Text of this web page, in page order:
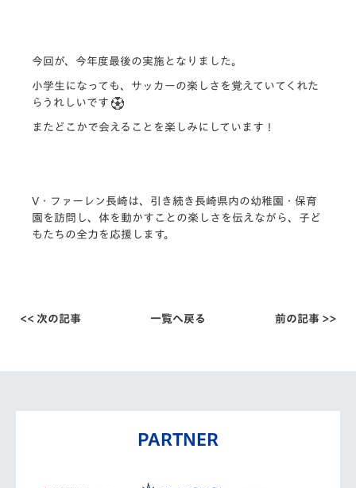
今回が、今年度最後の実施となりました。
小学生になっても、サッカーの楽しさを覚えていてくれた
らうれしいです
またどこかで会えることを楽しみにしています！
V・ファーレン長崎は、引き続き長崎県内の幼稚園・ 保育
園を訪問し、体を動かすことの楽しさを伝えながら、 子ど
もたちの全力を応援します。
<< 次の記事 一覧へ戻る 前の記事 >>
PARTNER